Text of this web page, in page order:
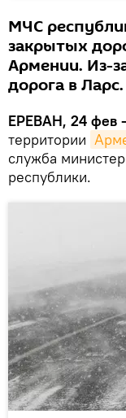
МЧС
закрытых
Армении. Из-
дорога в Ларс.
ЕРЕВАН, 24 фев
территории
служба
республики.